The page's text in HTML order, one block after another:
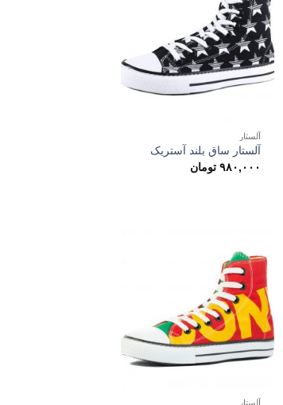
آلستار
آلستار ساق بلند آستریک
۹۸۰,۰۰۰ تومان
آلستار